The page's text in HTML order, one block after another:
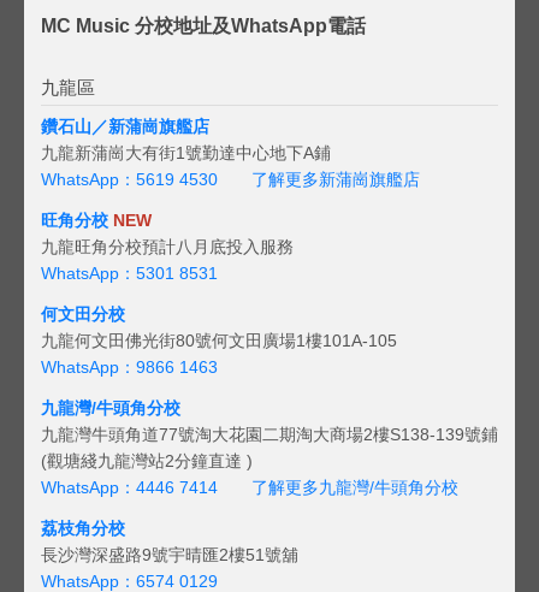
MC Music 分校地址及WhatsApp電話
九龍區
鑽石山／新蒲崗旗艦店
九龍新蒲崗大有街1號勤達中心地下A鋪
WhatsApp：5619 4530
了解更多新蒲崗旗艦店
旺角分校 NEW
九龍旺角分校預計八月底投入服務
WhatsApp：5301 8531
何文田分校
九龍何文田佛光街80號何文田廣場1樓101A-105
WhatsApp：9866 1463
九龍灣/牛頭角分校
九龍灣牛頭角道77號淘大花園二期淘大商場2樓S138-139號鋪
(觀塘綫九龍灣站2分鐘直達 )
WhatsApp：4446 7414
了解更多九龍灣/牛頭角分校
荔枝角分校
長沙灣深盛路9號宇晴匯2樓51號舖
WhatsApp：6574 0129